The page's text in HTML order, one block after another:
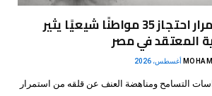
مركز أندلس: استمرار احتجاز 35 مواطنًا شيعيًا يثير
المعتقد في مصر
التسامح ومناهضة العنف عن قلقه من استمرار